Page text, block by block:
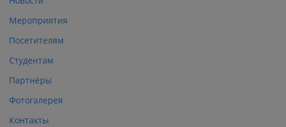
Мероприятия
Посетителям
Студентам
Партнёры
Фотогалерея
Контакты